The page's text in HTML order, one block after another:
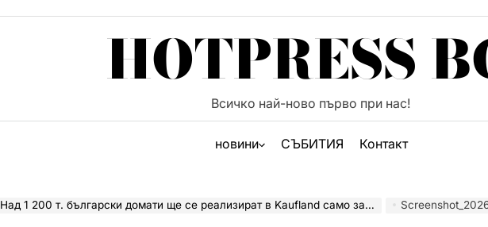
HOTPRESS
Всичко най-ново първо при нас!
новини СЪБИТИЯ Контакт
Над 1 200 т. български домати ще се реализират в Kaufland само за три месеца